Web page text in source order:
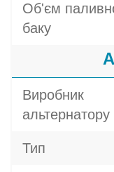
Об'єм
баку
Виробник
альтернатору
Тип